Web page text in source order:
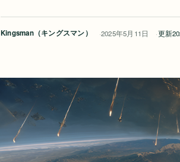
Kingsman（キングスマン）
公
2025年5月11日 更新
更